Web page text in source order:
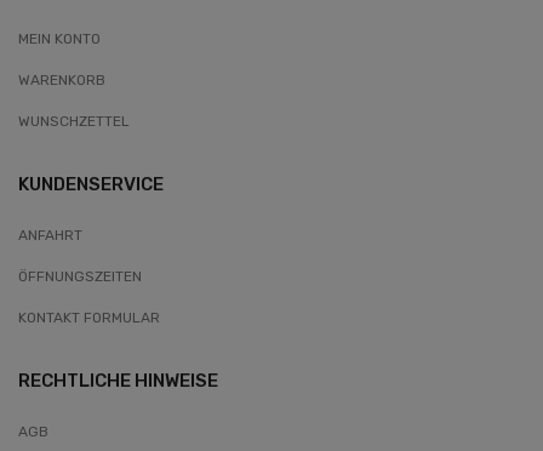
MEIN KONTO
WARENKORB
WUNSCHZETTEL
KUNDENSERVICE
ANFAHRT
ÖFFNUNGSZEITEN
KONTAKT FORMULAR
RECHTLICHE HINWEISE
AGB